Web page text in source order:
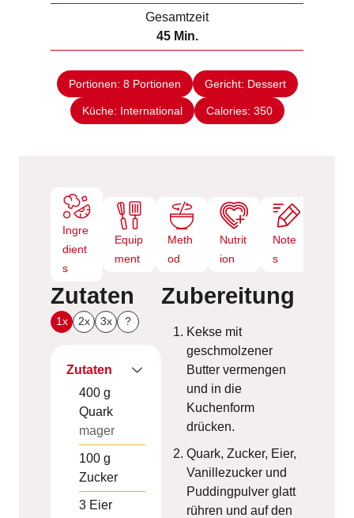
t
e
i
e
Gesamtzeit
45M
i
n
u
t
Min.
Portionen: 8 Portionen Gericht: Dessert
Küche: International Calories: 350
Ingre
dient
s
Equip
ment
Meth
od
Nutrit
ion
Note
s
Zutaten
1x 2x 3x ?
Zutaten
400 g
Quark
mager
100 g
Zucker
3 Eier
Zubereitung
Kekse mit
geschmolzener
Butter vermengen
und in die
Kuchenform
drücken.
Quark, Zucker, Eier,
Vanillezucker und
Puddingpulver glatt
rühren und auf den